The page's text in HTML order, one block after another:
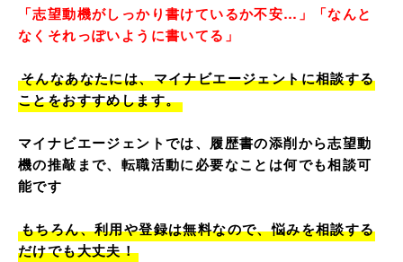
「志望動機がしっかり書けているか不安…」「なんと
なくそれっぽいように書いてる」
そんなあなたには、マイナビエージェントに相談する
ことをおすすめします。
マイナビエージェントでは、履歴書の添削から志望動
機の推敲まで、転職活動に必要なことは何でも相談可
能です
もちろん、利用や登録は無料なので、悩みを相談する
だけでも大丈夫！